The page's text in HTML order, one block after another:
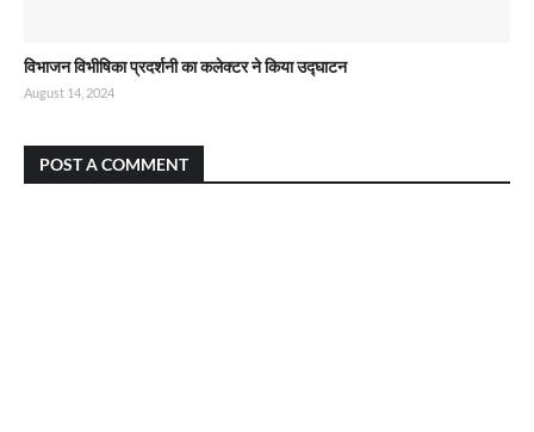
विभाजन विभीषिका प्रदर्शनी का कलेक्टर ने किया उद्घाटन
August 14, 2024
POST A COMMENT